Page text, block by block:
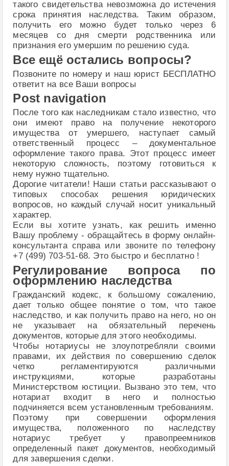
такого свидетельства невозможна до истечения
срока принятия наследства. Таким образом,
получить его можно будет только через 6
месяцев со дня смерти родственника или
признания его умершим по решению суда.
Все ещё остались вопросы?
Позвоните по номеру и наш юрист БЕСПЛАТНО
ответит на все Ваши вопросы
Post navigation
После того как наследникам стало известно, что
они имеют право на получение некоторого
имущества от умершего, наступает самый
ответственный процесс – документальное
оформление такого права. Этот процесс имеет
некоторую сложность, поэтому готовиться к
нему нужно тщательно.
Дорогие читатели! Наши статьи рассказывают о
типовых способах решения юридических
вопросов, но каждый случай носит уникальный
характер.
Если вы хотите узнать, как решить именно
Вашу проблему - обращайтесь в форму онлайн-
консультанта справа или звоните по телефону
+7 (499) 703-51-68. Это быстро и бесплатно !
Регулирование вопроса по
оформлению наследства
Гражданский кодекс, к большому сожалению,
дает только общее понятие о том, что такое
наследство, и как получить право на него, но он
не указывает на обязательный перечень
документов, которые для этого необходимы.
Чтобы нотариусы не злоупотребляли своими
правами, их действия по совершению сделок
четко регламентируются различными
инструкциями, которые разработаны
Министерством юстиции. Вызвано это тем, что
нотариат входит в него и полностью
подчиняется всем установленным требованиям.
Поэтому при совершении оформления
имущества, положенного по наследству
нотариус требует у правопреемников
определенный пакет документов, необходимый
для завершения сделки.